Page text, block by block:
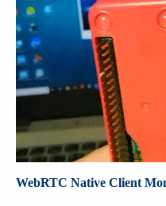
WebRTC Native Client